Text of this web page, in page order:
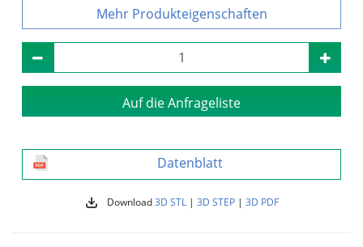
Produkteigenschaften
Auf die Anfrageliste
Datenblatt
Download3D STL| 3D STEP| 3D PDF